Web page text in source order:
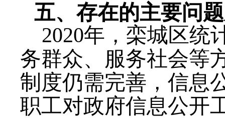
五、存在的主要问
2020年，栾城区统
务群众、服务社会等
制度仍需完善，信息
职工对政府信息公开